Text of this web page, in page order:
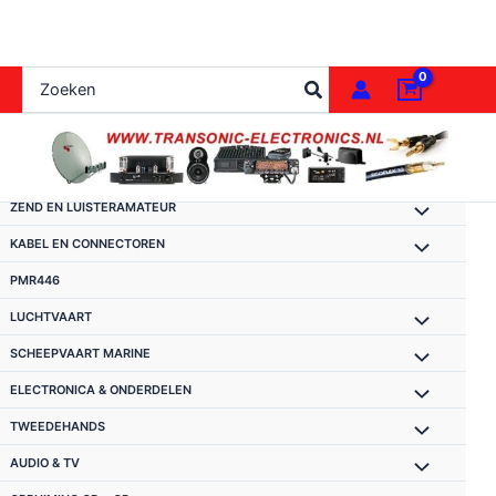
de
inhoud
naar:
ZEND EN LUISTERAMATEUR
KABEL EN CONNECTOREN
PMR446
LUCHTVAART
SCHEEPVAART MARINE
ELECTRONICA & ONDERDELEN
TWEEDEHANDS
AUDIO & TV